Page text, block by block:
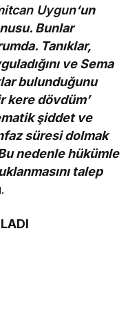
Uygun‘un
Bunlar
Tanıklar,
ve Sema
bulunduğunu
kere dövdüm’
şiddet ve
süresi dolmak
nedenle hükümle
talep